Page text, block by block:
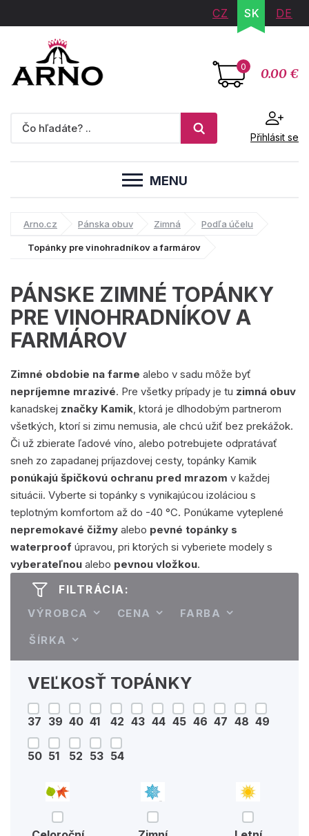
CZ SK DE
0 0.00 €
Přihlásit se
MENU
Arno.cz Pánska obuv Zimná Podľa účelu
Topánky pre vinohradníkov a farmárov
PÁNSKE ZIMNÉ TOPÁNKY
PRE VINOHRADNÍKOV A
FARMÁROV
Zimné obdobie na farme alebo v sadu môže byť
nepríjemne mrazivé. Pre všetky prípady je tu zimná obuv
kanadskej značky Kamik, ktorá je dlhodobým partnerom
všetkých, ktorí si zimu nemusia, ale chcú užiť bez prekážok.
Či už zbierate ľadové víno, alebo potrebujete odpratávať
sneh zo zapadanej príjazdovej cesty, topánky Kamik
ponúkajú špičkovú ochranu pred mrazom v každej
situácii. Vyberte si topánky s vynikajúcou izoláciou s
teplotným komfortom až do -40 °C. Ponúkame vyteplené
nepremokavé čižmy alebo pevné topánky s
waterproof úpravou, pri ktorých si vyberiete modely s
vyberateľnou alebo pevnou vložkou.
FILTRÁCIA:
VÝROBCA CENA FARBA
ŠÍRKA
VEĽKOSŤ TOPÁNKY
37 39 40 41 42 43 44 45 46 47 48 49
50 51 52 53 54